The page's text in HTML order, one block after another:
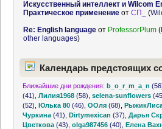
Искусственный интеллект и Wilcom
Практическое применениеот СП_ (
Re: English languageот ProfessorPlum(
other languages)
Календарь предстоящих
Ближайшие дни рождения: b_o_r_m_a_n
(41) ,Лилия1968 (58) ,selena-sunflowers
(52) ,Юлька 80 (46) ,ООля (68) ,
Чуркина (41) ,Dirtymexican (37) ,Дарья
Цветкова (43) ,olga987456 (40) ,Елена